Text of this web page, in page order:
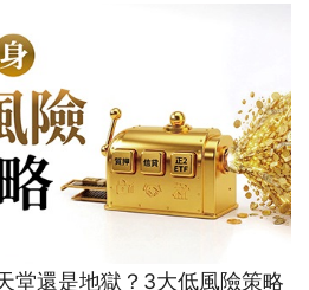
堂還是地獄？3大低風險策略